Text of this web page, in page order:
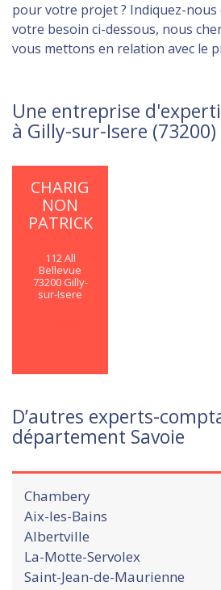
pour votre projet ? Indiquez-nous
votre besoin ci-dessous, nous
vous mettons en relation avec le
Une entreprise
à Gilly-sur-Isere (73200)
CHARIG
NON
PATRICK
112 All
Bellevue
73200 Gilly-
sur-Isere
D’autres experts-
département Savoie
Chambery
Aix-les-Bains
Albertville
La-Motte-Servolex
Saint-Jean-de-Maurienne